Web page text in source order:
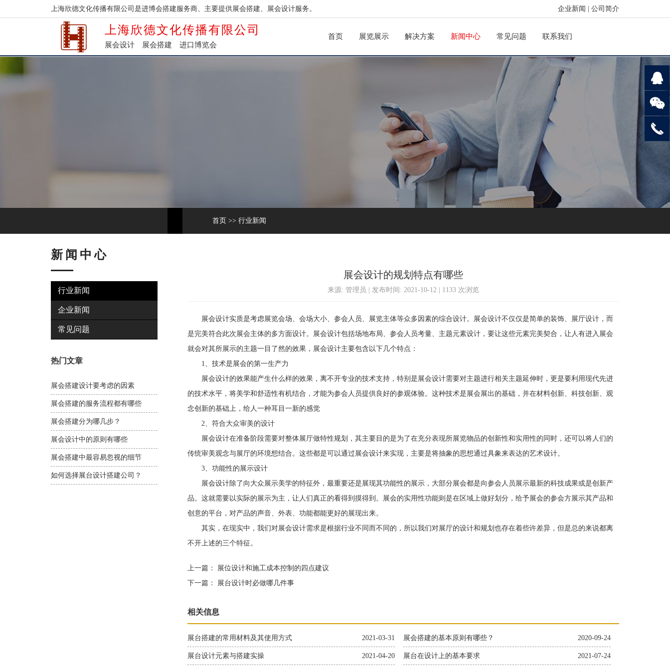
企业新闻 公司简介
上海欣德文化传播有限公司是进博会搭建服务商、主要提供展会搭建、展会设计服务。
上海欣德文化传播有限公司
展会设计 展会搭建 进口博览会
首页 展览展示 解决方案 新闻中心 常见问题 联系我们
首页 >> 行业新闻
新闻中心
行业新闻
企业新闻
常见问题
热门文章
展会搭建设计要考虑的因素
展会搭建的服务流程都有哪些
展会搭建分为哪几步？
展会设计中的原则有哪些
展会搭建中最容易忽视的细节
如何选择展台设计搭建公司？
展会设计的规划特点有哪些
来源: 管理员 | 发布时间: 2021-10-12 | 1133 次浏览
展会设计实质是考虑展览会场、会场大小、参会人员、展览主体等众多因素的综合设计。展会设计不仅仅是简单的装饰、展厅设计，而
是完美符合此次展会主体的多方面设计。展会设计包括场地布局、参会人员考量、主题元素设计，要让这些元素完美契合，让人有进入展会
就会对其所展示的主题一目了然的效果，展会设计主要包含以下几个特点：
1、技术是展会的第一生产力
展会设计的效果能产生什么样的效果，离不开专业的技术支持，特别是展会设计需要对主题进行相关主题延伸时，更是要利用现代先进
的技术水平，将美学和舒适性有机结合，才能为参会人员提供良好的参观体验。这种技术是展会展出的基础，并在材料创新、科技创新、观
念创新的基础上，给人一种耳目一新的感觉
2、符合大众审美的设计
展会设计在准备阶段需要对整体展厅做特性规划，其主要目的是为了在充分表现所展览物品的创新性和实用性的同时，还可以将人们的
传统审美观念与展厅的环境想结合。这些都是可以通过展会设计来实现，主要是将抽象的思想通过具象来表达的艺术设计。
3、功能性的展示设计
展会设计除了向大众展示美学的特征外，最重要还是展现其功能性的展示，大部分展会都是向参会人员展示最新的科技成果或是创新产
品。这就需要以实际的展示为主，让人们真正的看得到摸得到。展会的实用性功能则是在区域上做好划分，给予展会的参会方展示其产品和
创意的平台，对产品的声音、外表、功能都能更好的展现出来。
其实，在现实中，我们对展会设计需求是根据行业不同而不同的，所以我们对展厅的设计和规划也存在着些许差异，但是总的来说都离
不开上述的三个特征。
上一篇：
展位设计和施工成本控制的四点建议
下一篇：
展台设计时必做哪几件事
相关信息
2021-03-31
展台搭建的常用材料及其使用方式 2020-09-24
展会搭建的基本原则有哪些？
2021-04-20
展台设计元素与搭建实操 2021-07-24
展台在设计上的基本要求